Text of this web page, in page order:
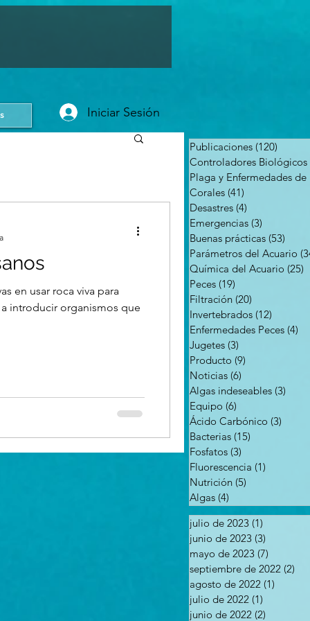
Iniciar Sesión
en usar roca viva para
introducir organismos que
Publicaciones (120)
Controladores Biológicos
Corales (41)
Desastres (4)
Emergencias (3)
Buenas prácticas (53)
Parámetros del Acuario
Química del Acuario (25)
Peces (19)
Filtración (20)
Invertebrados (12)
Enfermedades Peces (4)
Jugetes (3)
Producto (9)
Noticias (6)
Algas indeseables (3)
Equipo (6)
Ácido Carbónico (3)
Bacterias (15)
Fosfatos (3)
Fluorescencia (1)
Nutrición (5)
Algas (4)
julio de 2023 (1)
junio de 2023 (3)
mayo de 2023 (7)
septiembre de 2022 (2)
agosto de 2022 (1)
julio de 2022 (1)
junio de 2022 (2)